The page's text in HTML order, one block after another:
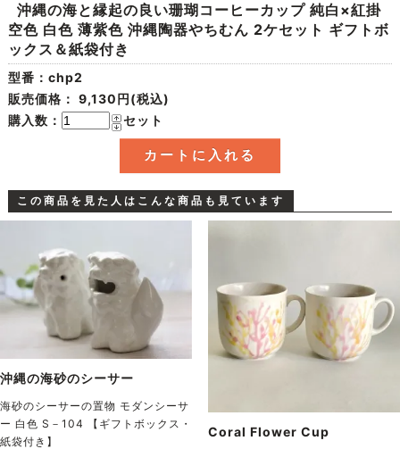
沖縄の海と縁起の良い珊瑚コーヒーカップ 純白×紅掛
空色 白色 薄紫色 沖縄陶器やちむん 2ケセット ギフトボ
ックス＆紙袋付き
型番：chp2
販売価格： 9,130円(税込)
購入数：
セット
この商品を見た人はこんな商品も見ています
沖縄の海砂のシーサー
海砂のシーサーの置物 モダンシーサ
ー 白色 S－104 【ギフトボックス・
紙袋付き】
Coral Flower Cup